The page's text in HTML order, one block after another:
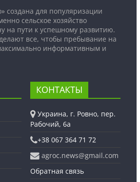
создана для популяризации
сельское хозяйство
на пути к успешному развитию.
все, чтобы пребывание на
информативным и
КОНТАКТЫ
Украина, г. Ровно, пер.
Рабочий, 6а
+38 067 364 71 72
agroc.news@gmail.com
Обратная связь